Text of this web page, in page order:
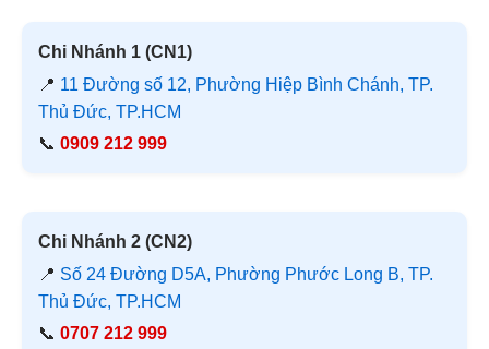
Chi Nhánh 1 (CN1)
📍 11 Đường số 12, Phường Hiệp Bình Chánh, TP.
Thủ Đức, TP.HCM
📞 0909 212 999
Chi Nhánh 2 (CN2)
📍 Số 24 Đường D5A, Phường Phước Long B, TP.
Thủ Đức, TP.HCM
📞 0707 212 999